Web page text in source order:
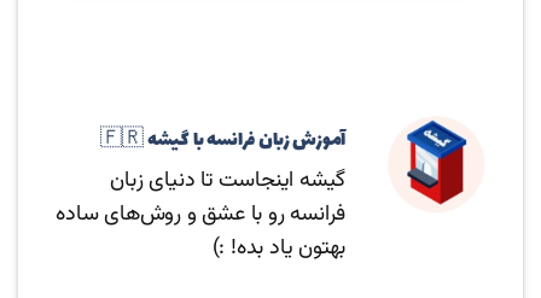
آموزش زبان فرانسه با گیشه 🇫🇷
گیشه اینجاست تا دنیای زبان
فرانسه رو با عشق و روش‌های ساده
بهتون یاد بده! :)